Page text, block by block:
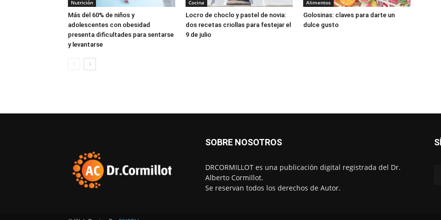
Nutrición
Más del 60% de niños y
adolescentes con obesidad
presenta dificultades para sentarse
y levantarse
Cocina
Locro de choclo y pastel de novia:
dos recetas criollas para festejar el
9 de julio
Alimentos
Golosinas: claves para darte un
dulce gusto
SOBRE NOSOTROS
DRCORMILLOT es una publicación digital registrada del Dr.
Alberto Cormillot.
Se reservan todos los derechos de Autor.